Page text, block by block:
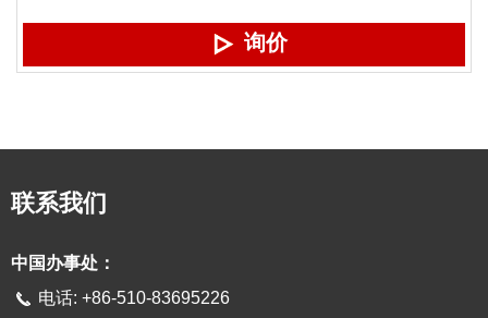
询价
联系我们
中国办事处：
电话: +86-510-83695226